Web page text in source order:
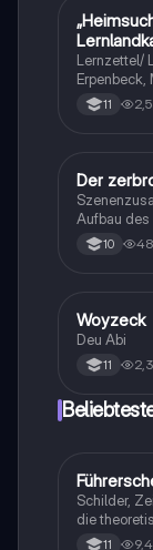
Deutsch
Lernzettel/
11
Deutsch
Der
Aufbau des
10
Deutsch
Woyzeck
Deu Abi
11
Lerntipps
Schilder,
die
11